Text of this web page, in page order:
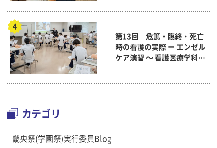
第13回 危篤・臨終・死亡
時の看護の実際 ー エンゼル
ケア演習 ～ 看護医療学科
カテゴリ
畿央祭(学園祭)実行委員Blog